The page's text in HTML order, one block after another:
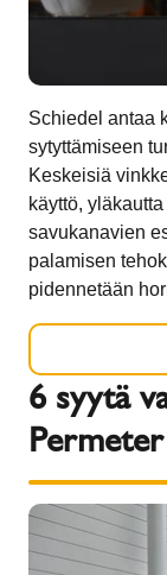
Schiedel antaa
sytyttämiseen
Keskeisiä
käyttö,
savukanavien
palamisen
pidennetään
6 syytä